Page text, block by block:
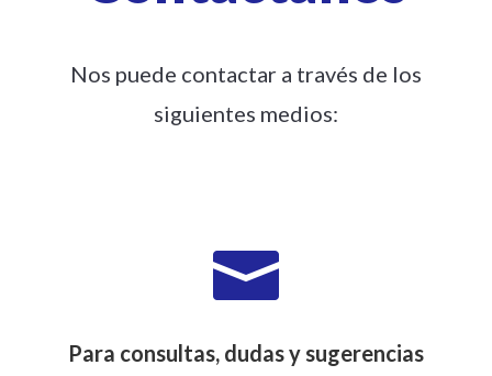
Nos puede contactar a través de los
siguientes medios:

Para consultas, dudas y sugerencias